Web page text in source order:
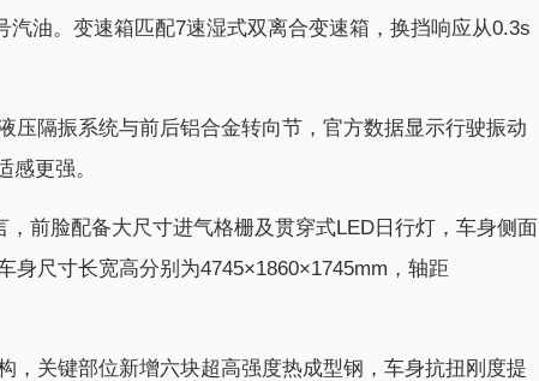
汽油。变速箱匹配7速湿式双离合变速箱，换挡响应从0.3s
压隔振系统与前后铝合金转向节，官方数据显示行驶振动
感更强。
前脸配备大尺寸进气格栅及贯穿式LED日行灯，车身侧面
身尺寸长宽高分别为4745×1860×1745mm，轴距
，关键部位新增六块超高强度热成型钢，车身抗扭刚度提